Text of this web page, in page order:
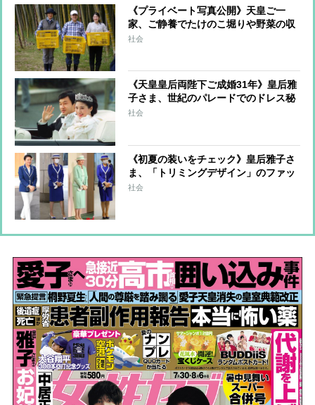
《プライベート写真公開》天皇ご一
家、ご静養でたけのこ堀りや野菜の収
穫を楽しまれリラックスされた表情
社会
《天皇皇后両陛下ご成婚31年》皇后雅
子さま、世紀のパレードでのドレス秘
話 森英恵さんが明かしていた仮縫い
社会
《初夏の装いをチェック》皇后雅子さ
ま、「トリミングデザイン」のファッ
ションから”涼しげ見え”のコツを探る
社会